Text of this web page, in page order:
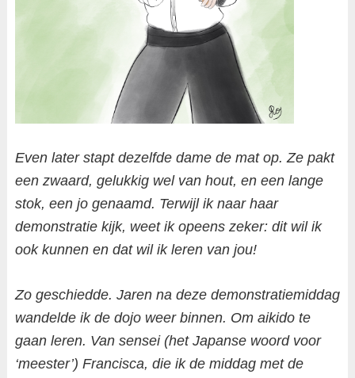
Even later stapt dezelfde dame de mat op. Ze pakt
een zwaard, gelukkig wel van hout, en een lange
stok, een jo genaamd. Terwijl ik naar haar
demonstratie kijk, weet ik opeens zeker: dit wil ik
ook kunnen en dat wil ik leren van jou!
Zo geschiedde. Jaren na deze demonstratiemiddag
wandelde ik de dojo weer binnen. Om aikido te
gaan leren. Van sensei (het Japanse woord voor
‘meester’) Francisca, die ik de middag met de